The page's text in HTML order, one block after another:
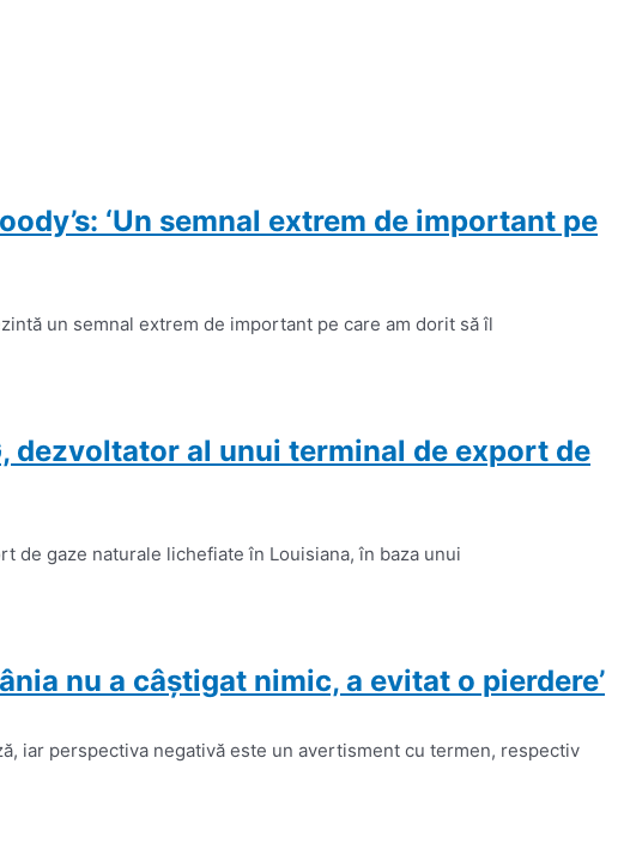
‘Un semnal extrem de important pe
un semnal extrem de important pe care am dorit să îl
dezvoltator al unui terminal de export de
de gaze naturale lichefiate în Louisiana, în baza unui
nu a câştigat nimic, a evitat o pierdere’
iar perspectiva negativă este un avertisment cu termen, respectiv